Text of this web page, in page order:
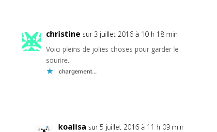
christine sur 3 juillet 2016 à 10 h 18 min
Voici pleins de jolies choses pour garder le
sourire.
chargement…
koalisa sur 5 juillet 2016 à 11 h 09 min